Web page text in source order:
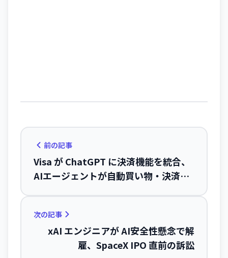
前の記事
Visa が ChatGPT に決済機能を統合、
AIエージェントが自動買い物・決済を
次の記事
xAI エンジニアが AI安全性懸念で解
雇、SpaceX IPO 直前の訴訟